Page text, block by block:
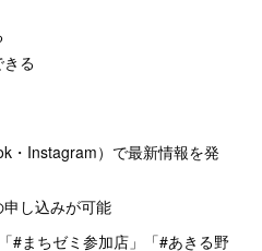
きる
・Instagram）で最新情報を発
し込みが可能
#まちゼミ参加店」「#あきる野